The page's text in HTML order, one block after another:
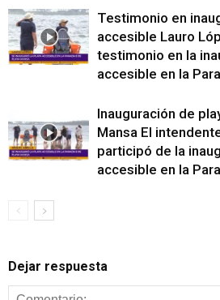
Testimonio en
accesible Lauro
testimonio en la
accesible en la
Inauguración de
Mansa El
participó de la
accesible en la
Dejar respuesta